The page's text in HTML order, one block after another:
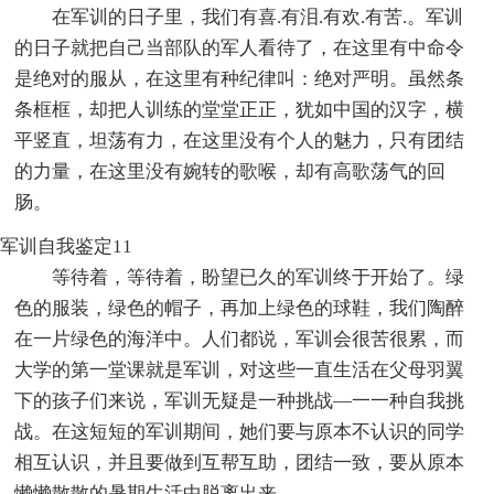
在军训的日子里，我们有喜.有泪.有欢.有苦.。军训
的日子就把自己当部队的军人看待了，在这里有中命令
是绝对的服从，在这里有种纪律叫：绝对严明。虽然条
条框框，却把人训练的堂堂正正，犹如中国的汉字，横
平竖直，坦荡有力，在这里没有个人的魅力，只有团结
的力量，在这里没有婉转的歌喉，却有高歌荡气的回
肠。
军训自我鉴定11
等待着，等待着，盼望已久的军训终于开始了。绿
色的服装，绿色的帽子，再加上绿色的球鞋，我们陶醉
在一片绿色的海洋中。人们都说，军训会很苦很累，而
大学的第一堂课就是军训，对这些一直生活在父母羽翼
下的孩子们来说，军训无疑是一种挑战—一一种自我挑
战。在这短短的军训期间，她们要与原本不认识的同学
相互认识，并且要做到互帮互助，团结一致，要从原本